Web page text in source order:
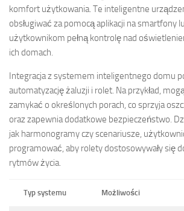
komfort użytkowania. Te inteligentne
obsługiwać za pomocą aplikacji na smartfony
użytkownikom pełną kontrolę nad
ich domach.
Integracja z systemem inteligentnego domu
automatyzację żaluzji i rolet. Na przykład,
zamykać o określonych porach, co sprzyja
oraz zapewnia dodatkowe bezpieczeństwo.
jak harmonogramy czy scenariusze,
programować, aby rolety dostosowywały się
rytmów życia.
Typ systemu Możliwości